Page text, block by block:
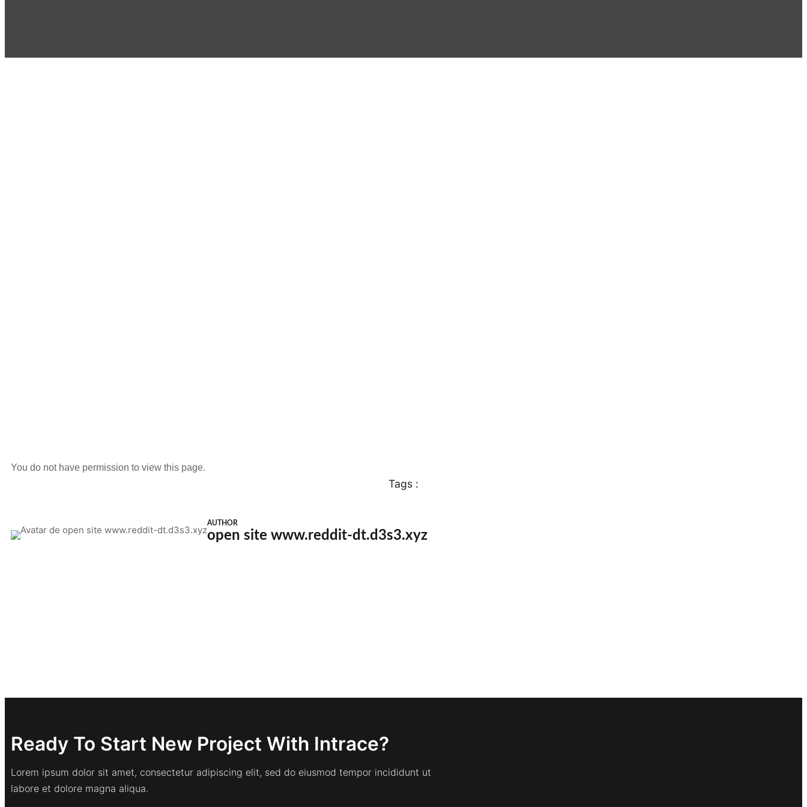
You do not have permission to view this page.
Tags :
AUTHOR
open site www.reddit-dt.d3s3.xyz
Ready To Start New Project With Intrace?
Lorem ipsum dolor sit amet, consectetur adipiscing elit, sed do eiusmod tempor incididunt ut
labore et dolore magna aliqua.